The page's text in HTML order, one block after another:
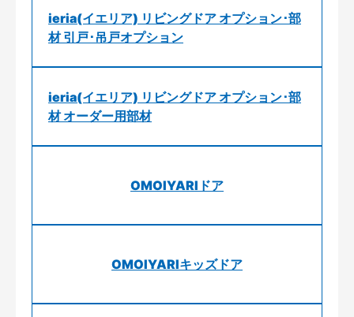
ieria(イエリア) リビングドア オプション･部
材 引戸･吊戸オプション
ieria(イエリア) リビングドア オプション･部
材 オーダー用部材
OMOIYARIドア
OMOIYARIキッズドア